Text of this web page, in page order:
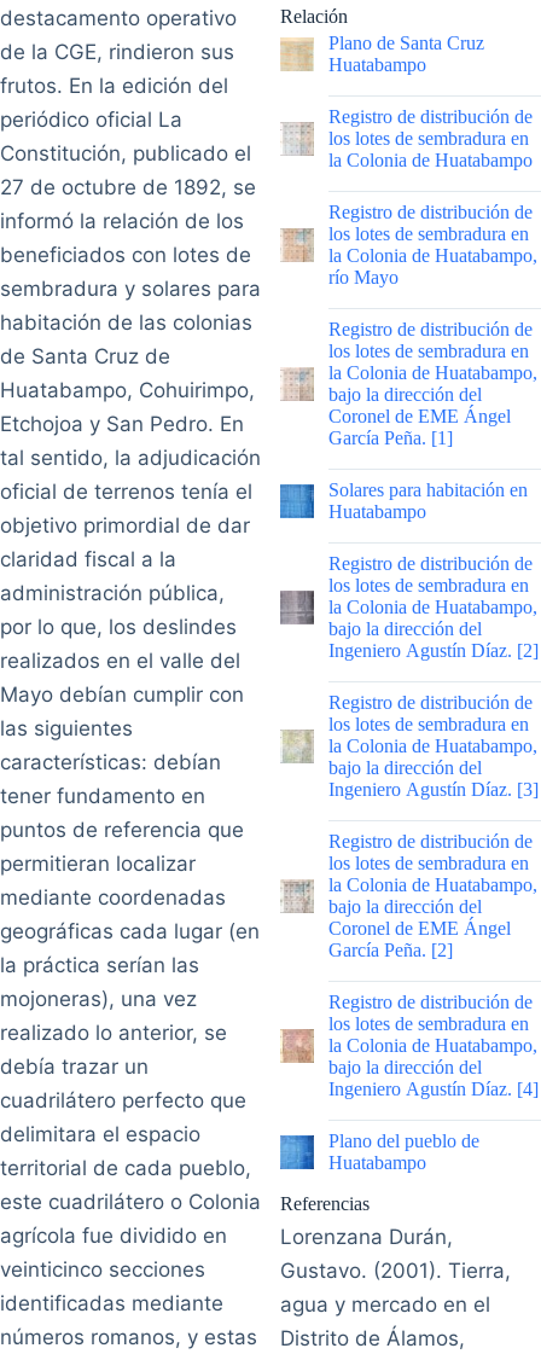
destacamento operativo
de la CGE, rindieron sus
frutos. En la edición del
periódico oficial La
Constitución, publicado el
27 de octubre de 1892, se
informó la relación de los
beneficiados con lotes de
sembradura y solares para
habitación de las colonias
de Santa Cruz de
Huatabampo, Cohuirimpo,
Etchojoa y San Pedro. En
tal sentido, la adjudicación
oficial de terrenos tenía el
objetivo primordial de dar
claridad fiscal a la
administración pública,
por lo que, los deslindes
realizados en el valle del
Mayo debían cumplir con
las siguientes
características: debían
tener fundamento en
puntos de referencia que
permitieran localizar
mediante coordenadas
geográficas cada lugar (en
la práctica serían las
mojoneras), una vez
realizado lo anterior, se
debía trazar un
cuadrilátero perfecto que
delimitara el espacio
territorial de cada pueblo,
este cuadrilátero o Colonia
agrícola fue dividido en
veinticinco secciones
identificadas mediante
números romanos, y estas
Relación
Plano de Santa Cruz
Huatabampo
|
Registro de distribución de
los lotes de sembradura en
la Colonia de Huatabampo
|
Registro de distribución de
los lotes de sembradura en
la Colonia de Huatabampo,
río Mayo
|
Registro de distribución de
los lotes de sembradura en
la Colonia de Huatabampo,
bajo la dirección del
Coronel de EME Ángel
García Peña. [1]
|
Solares para habitación en
Huatabampo
|
Registro de distribución de
los lotes de sembradura en
la Colonia de Huatabampo,
bajo la dirección del
Ingeniero Agustín Díaz. [2]
|
Registro de distribución de
los lotes de sembradura en
la Colonia de Huatabampo,
bajo la dirección del
Ingeniero Agustín Díaz. [3]
|
Registro de distribución de
los lotes de sembradura en
la Colonia de Huatabampo,
bajo la dirección del
Coronel de EME Ángel
García Peña. [2]
|
Registro de distribución de
los lotes de sembradura en
la Colonia de Huatabampo,
bajo la dirección del
Ingeniero Agustín Díaz. [4]
|
Plano del pueblo de
Huatabampo
Referencias
Lorenzana Durán,
Gustavo. (2001). Tierra,
agua y mercado en el
Distrito de Álamos,